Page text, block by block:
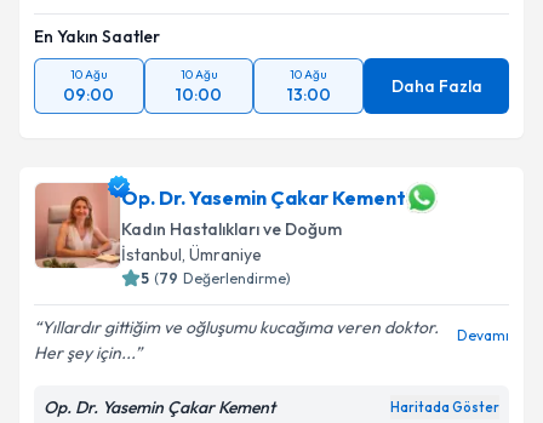
En Yakın Saatler
10 Ağu
09:00
10 Ağu
10:00
10 Ağu
13:00 Daha Fazla
Op. Dr. Yasemin Çakar Kement
Kadın Hastalıkları ve Doğum
İstanbul, Ümraniye
5 (79 Değerlendirme)
Yıllardır gittiğim ve oğluşumu kucağıma veren doktor.
Her şey için...
Devamı
Op. Dr. Yasemin Çakar Kement Haritada Göster